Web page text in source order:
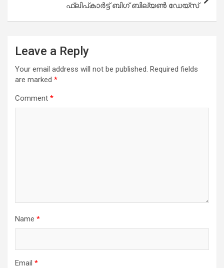
ഫ്ലിപ്കാർട്ട് ബിഗ് ബില്യൺ ഡേയ്‌സ്
Leave a Reply
Your email address will not be published. Required fields
are marked *
Comment *
Name *
Email *